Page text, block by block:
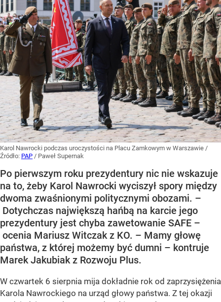
Karol Nawrocki podczas uroczystości na Placu Zamkowym w Warszawie /
Źródło: PAP / Paweł Supernak
Po pierwszym roku prezydentury nic nie wskazuje
na to, żeby Karol Nawrocki wyciszył spory między
dwoma zwaśnionymi politycznymi obozami. –
Dotychczas największą hańbą na karcie jego
prezydentury jest chyba zawetowanie SAFE –
ocenia Mariusz Witczak z KO. – Mamy głowę
państwa, z której możemy być dumni – kontruje
Marek Jakubiak z Rozwoju Plus.
W czwartek 6 sierpnia mija dokładnie rok od zaprzysiężenia
Karola Nawrockiego na urząd głowy państwa. Z tej okazji